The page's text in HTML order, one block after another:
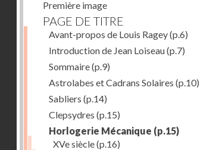
Première image
PAGE DE TITRE
Avant-propos de Louis Ragey(p.6)
Introduction de Jean Loiseau(p.7)
Sommaire(p.9)
Astrolabes et Cadrans Solaires (p.10)
Sabliers (p.14)
Clepsydres (p.15)
Horlogerie Mécanique (p.15)
XVe siècle(p.16)